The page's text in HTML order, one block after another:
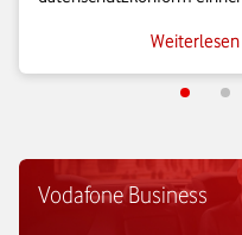
Einstellungen für
Weiterlesen
Vodafone Business